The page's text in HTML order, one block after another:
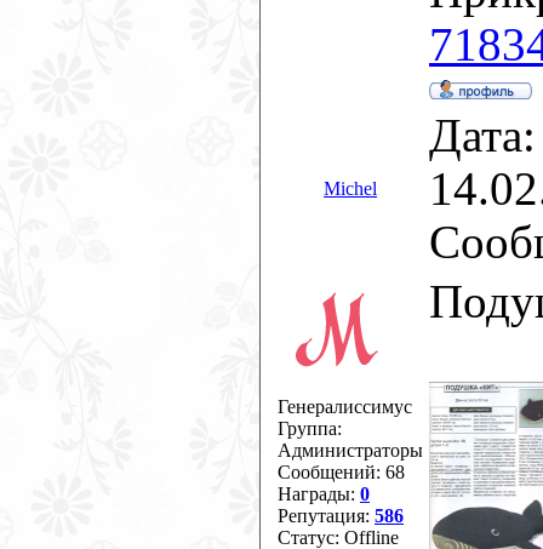
Michel
Генералиссимус
Группа:
Администраторы
Сообщений: 68
Награды: 0
Репутация: 586
Статус: Offline